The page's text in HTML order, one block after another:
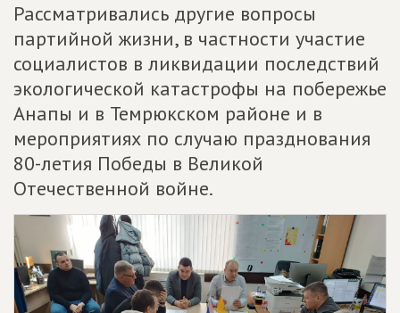
Рассматривались другие вопросы
партийной жизни, в частности участие
социалистов в ликвидации последствий
экологической катастрофы на побережье
Анапы и в Темрюкском районе и в
мероприятиях по случаю празднования
80-летия Победы в Великой
Отечественной войне.